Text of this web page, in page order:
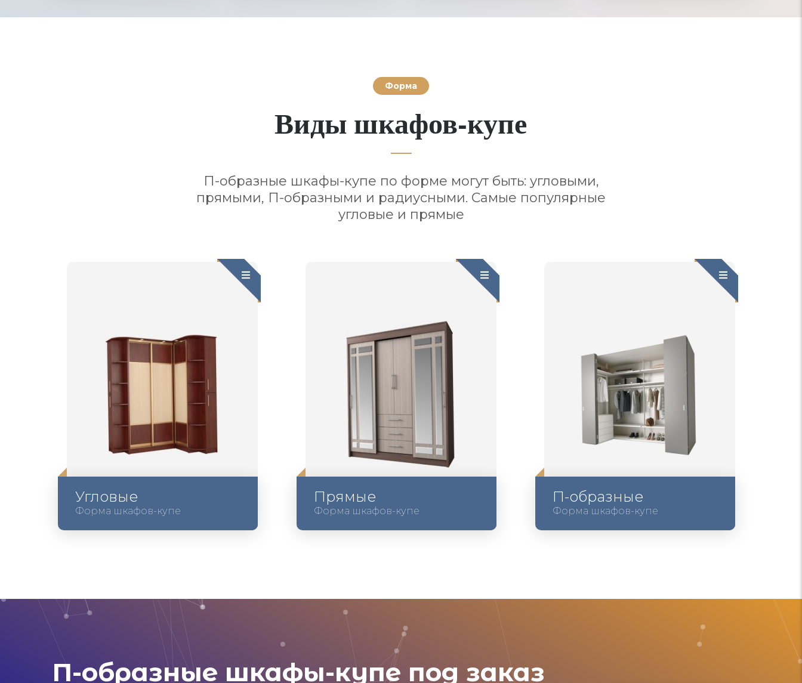
Форма
Виды шкафов-купе
П-образные шкафы-купе по форме могут быть: угловыми,
прямыми, П-образными и радиусными. Самые популярные
угловые и прямые
Угловые
Форма шкафов-купе
Прямые
Форма шкафов-купе
П-образные
Форма шкафов-купе
П-образные шкафы-купе под заказ